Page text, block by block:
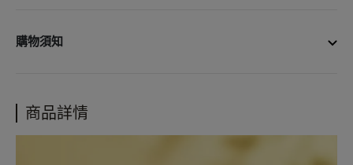
商品尺寸：直徑約12cm
商品重量：300g
商品產地：中國
購物須知
• 更多購物資訊，請參閱以下說明
購物說明
商品詳情